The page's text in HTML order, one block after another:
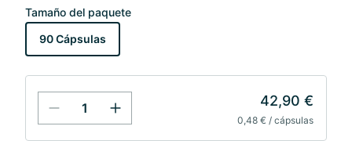
Tamaño del paquete
90 Cápsulas
42,90 €
0,48 € / cápsulas